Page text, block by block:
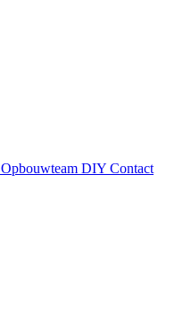
Opbouwteam DIY Contact